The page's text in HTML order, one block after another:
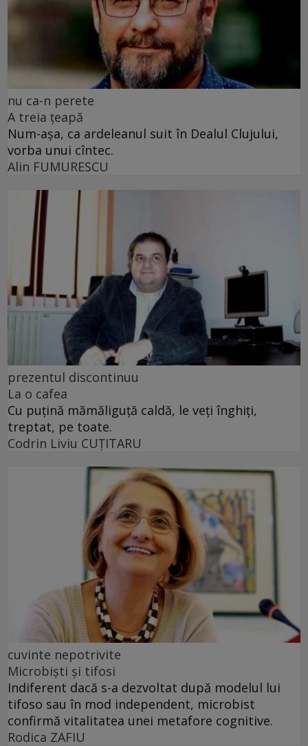
nu ca-n perete
A treia țeapă
Num-așa, ca ardeleanul suit în Dealul Clujului,
vorba unui cîntec.
Alin FUMURESCU
prezentul discontinuu
La o cafea
Cu puţină mămăliguţă caldă, le veţi înghiţi,
treptat, pe toate.
Codrin Liviu CUŢITARU
cuvinte nepotrivite
Microbiști și tifosi
Indiferent dacă s-a dezvoltat după modelul lui
tifoso sau în mod independent, microbist
confirmă vitalitatea unei metafore cognitive.
Rodica ZAFIU